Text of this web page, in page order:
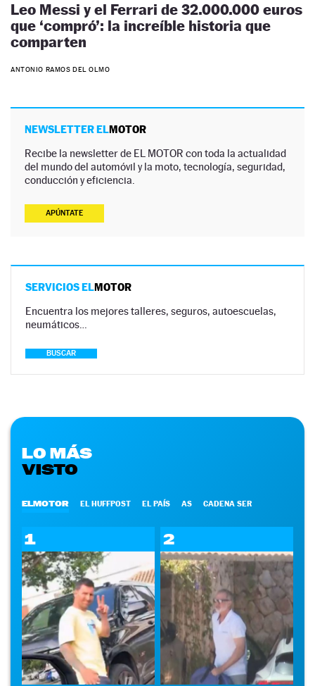
Leo Messi y el Ferrari de 32.000.000 euros
que ‘compró’: la increíble historia que
comparten
ANTONIO RAMOS DEL OLMO
NEWSLETTER ELMOTOR
Recibe la newsletter de EL MOTOR con toda la actualidad
del mundo del automóvil y la moto, tecnología, seguridad,
conducción y eficiencia.
APÚNTATE
SERVICIOS ELMOTOR
Encuentra los mejores talleres, seguros, autoescuelas,
neumáticos…
BUSCAR
LO MÁS
VISTO
ELMOTOR EL HUFFPOST EL PAÍS AS CADENA SER
1 2